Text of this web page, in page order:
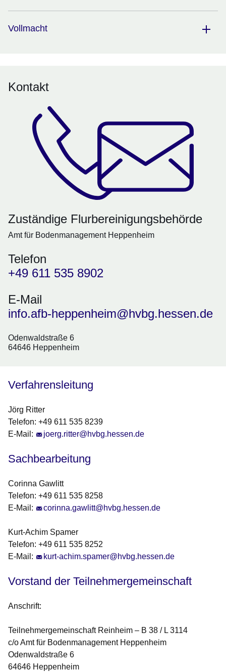
Vollmacht
Kontakt
Zuständige Flurbereinigungsbehörde
Amt für Bodenmanagement Heppenheim
Telefon
+49 611 535 8902
E-Mail
info.afb-heppenheim@hvbg.hessen.de
Odenwaldstraße 6
64646 Heppenheim
Verfahrensleitung
Jörg Ritter
Telefon: +49 611 535 8239
E-Mail:
joerg.ritter@hvbg.hessen.de
Sachbearbeitung
Corinna Gawlitt
Telefon: +49 611 535 8258
E-Mail:
corinna.gawlitt@hvbg.hessen.de
Kurt-Achim Spamer
Telefon: +49 611 535 8252
E-Mail:
kurt-achim.spamer@hvbg.hessen.de
Vorstand der Teilnehmergemeinschaft
Anschrift:
Teilnehmergemeinschaft Reinheim – B 38 / L 3114
c/o Amt für Bodenmanagement Heppenheim
Odenwaldstraße 6
64646 Heppenheim